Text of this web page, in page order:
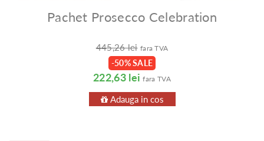
Pachet Prosecco Celebration
445,26 lei fara TVA
-50% SALE
222,63 lei fara TVA
Adauga in cos